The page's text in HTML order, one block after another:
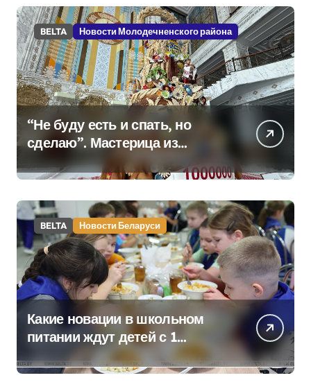
BELTA Новости Молодечненского района
“Не буду есть и спать, но
сделаю”. Мастерица из
Молодечно о 50-
килограммовом каравае для
Дворца Независимости
BELTA Новости Беларуси
Какие новации в школьном
питании ждут детей с 1
сентября, рассказали в
правительстве